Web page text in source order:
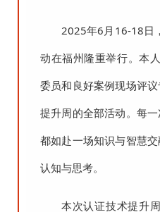
2025年6月16-18日
动在福州隆重举行。本
委员和良好案例现场评
提升周的全部活动。每
都如赴一场知识与智慧
认知与思考。
本次认证技术提升